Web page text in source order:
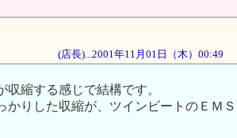
(店長)...2001年11月01日（木）00:49
縮する感じで結構です。
かりした収縮が、ツインビートのＥＭＳ